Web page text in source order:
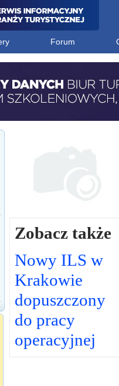
Forum
Zobacz także
Nowy ILS w
Krakowie
dopuszczony
do pracy
operacyjnej